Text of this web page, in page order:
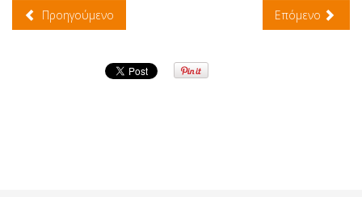
Προηγούμενο Επόμενο